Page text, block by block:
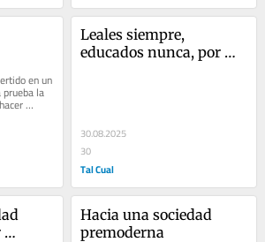
en un
la
Leales siempre,
educados nunca, por
30.08.2025
30
Tal Cual
Hacia una sociedad
premoderna